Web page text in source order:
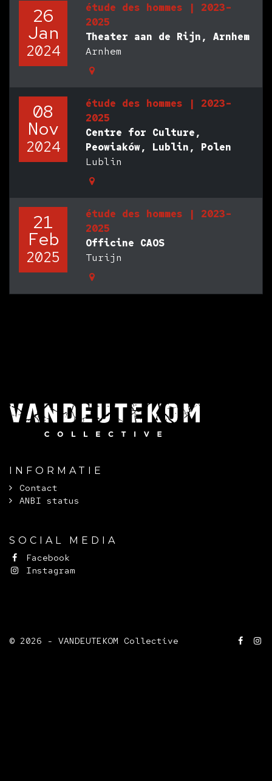
26
Jan
2024
étude des hommes | 2023-
2025
Theater aan de Rijn, Arnhem
Arnhem
08
Nov
2024
étude des hommes | 2023-
2025
Centre for Culture,
Peowiaków, Lublin, Polen
Lublin
21
Feb
2025
étude des hommes | 2023-
2025
Officine CAOS
Turijn
INFORMATIE
Contact
ANBI status
SOCIAL MEDIA
Facebook
Instagram
© 2026 - VANDEUTEKOM Collective